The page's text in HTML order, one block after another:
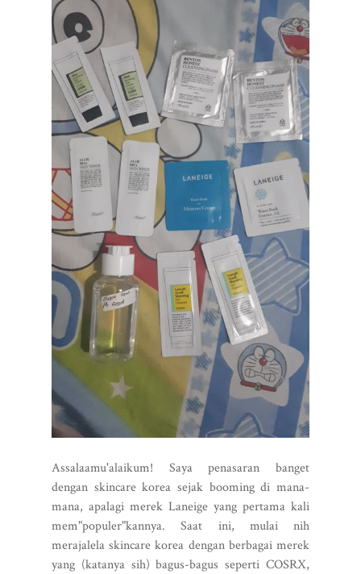
Assalaamu'alaikum! Saya penasaran banget
dengan skincare korea sejak booming di mana-
mana, apalagi merek Laneige yang pertama kali
mem"populer"kannya. Saat ini, mulai nih
merajalela skincare korea dengan berbagai merek
yang (katanya sih) bagus-bagus seperti COSRX,